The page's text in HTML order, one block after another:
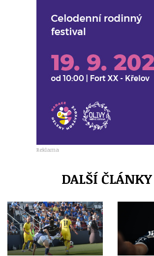
Reklama
DALŠÍ ČLÁNKY